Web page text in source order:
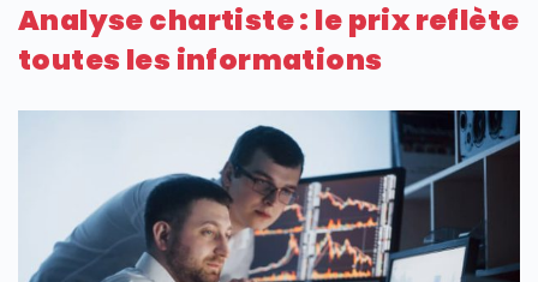
Analyse chartiste : le prix reflète
toutes les informations